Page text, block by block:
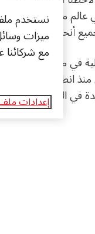
متزايد التعقيد
أنحاء العالم."
في مدينة
في التعاون
نستخدم
ميزات
مع
إعدادات